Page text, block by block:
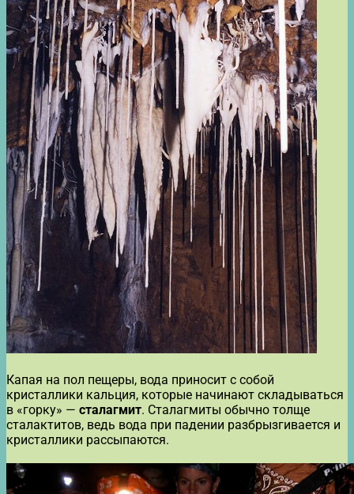
Капая на пол пещеры, вода приносит с собой
кристаллики кальция, которые начинают складываться
в «горку» — сталагмит. Сталагмиты обычно толще
сталактитов, ведь вода при падении разбрызгивается и
кристаллики рассыпаются.